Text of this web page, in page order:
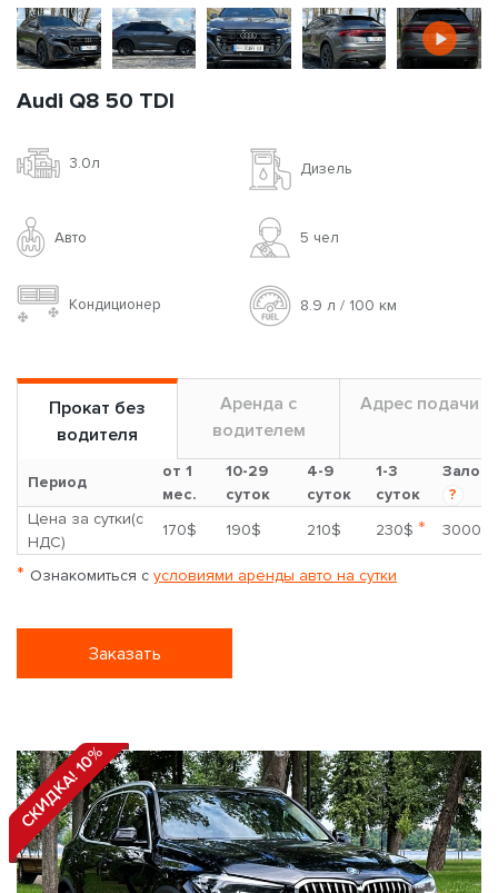
Audi Q8 50 TDI
3.0л Дизель
Авто 5 чел
Кондиционер 8.9 л / 100 км
Прокат без
водителя
Аренда с
водителем
Адрес подачи
Период
от 1
мес.
10-29
суток
4-9
суток
1-3
суток
Залог
?
Цена за сутки(с
НДС)
170$ 190$ 210$ 230$ * 3000$
* Ознакомиться с условиями аренды авто на сутки
Заказать
СКИДКА! 10%